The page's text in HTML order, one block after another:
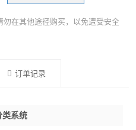
在其他途径购买，以免遭受安全
订单记录
系统